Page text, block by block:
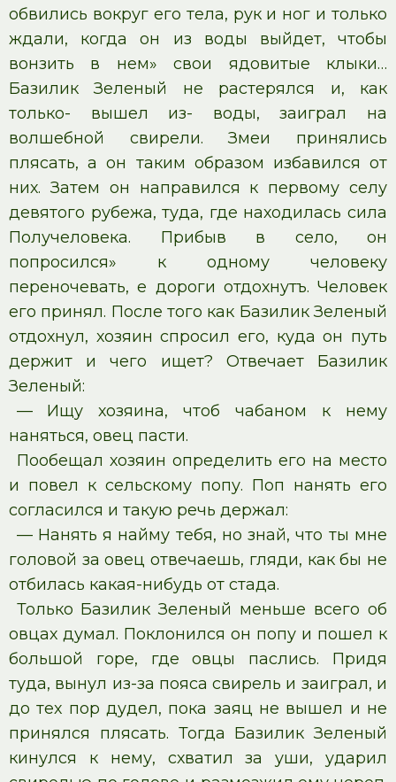
обвились вокруг его тела, рук и ног и только
ждали, когда он из воды выйдет, чтобы
вонзить в нем» свои ядовитые клыки…
Базилик Зеленый не растерялся и, как
только- вышел из- воды, заиграл на
волшебной свирели. Змеи принялись
плясать, а он таким образом избавился от
них. Затем он направился к первому селу
девятого рубежа, туда, где находилась сила
Получеловека. Прибыв в село, он
попросился» к одному человеку
переночевать, е дороги отдохнутъ. Человек
его принял. После того как Базилик Зеленый
отдохнул, хозяин спросил его, куда он путь
держит и чего ищет? Отвечает Базилик
Зеленый:
— Ищу хозяина, чтоб чабаном к нему
наняться, овец пасти.
Пообещал хозяин определить его на место
и повел к сельскому попу. Поп нанять его
согласился и такую речь держал:
— Нанять я найму тебя, но знай, что ты мне
головой за овец отвечаешь, гляди, как бы не
отбилась какая-нибудь от стада.
Только Базилик Зеленый меньше всего об
овцах думал. Поклонился он попу и пошел к
большой горе, где овцы паслись. Придя
туда, вынул из-за пояса свирель и заиграл, и
до тех пор дудел, пока заяц не вышел и не
принялся плясать. Тогда Базилик Зеленый
кинулся к нему, схватил за уши, ударил